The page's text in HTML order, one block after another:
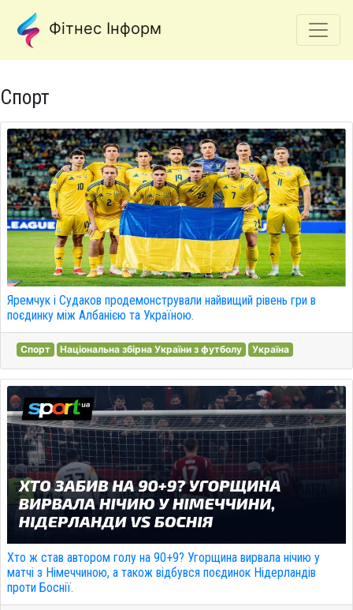
Фітнес Інформ
Спорт
Яремчук і Судаков продемонстрували найвищий рівень гри в
поєдинку між Албанією та Україною.
Спорт Національна збірна України з футболу Україна
Хто ж став автором голу на 90+9? Угорщина вирвала нічию у
матчі з Німеччиною, а також відбувся поєдинок Нідерландів
проти Боснії.